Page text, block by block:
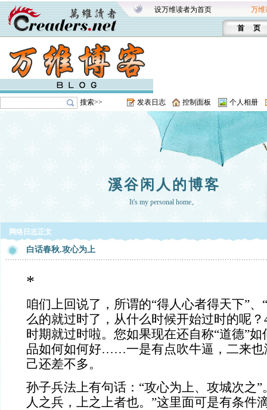
设万维读者为首页 万维
首 页
搜索>> 发表日志 控制面板 个人相册
溪谷闲人的博客
It's my personal home。
网络日志正文
白话春秋.攻心为上
*
咱们上回说了，所谓的“得人心者得天下”
么的就过时了，从什么时候开始过时的呢
时期就过时啦。您如果现在还自称“道德”
品如何如何好……一是有点吹牛逼，二来也
己还差不多。
孙子兵法上有句话：“攻心为上、攻城次之”
人之兵，上之上者也。”这里面可是有条件